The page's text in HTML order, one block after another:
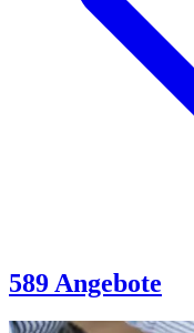
589 Angebote